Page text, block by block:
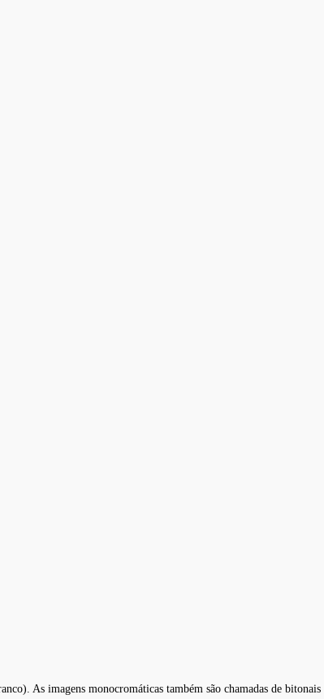
As imagens monocromáticas também são chamadas de